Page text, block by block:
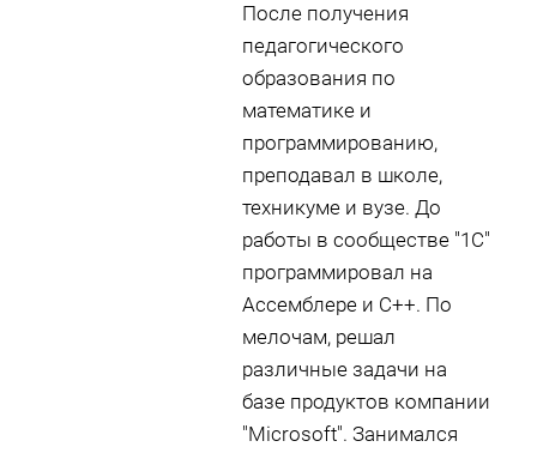
После получения
педагогического
образования по
математике и
программированию,
преподавал в школе,
техникуме и вузе. До
работы в сообществе "1С"
программировал на
Ассемблере и С++. По
мелочам, решал
различные задачи на
базе продуктов компании
"Microsoft". Занимался